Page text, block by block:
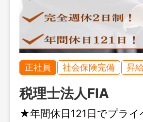
正社員 社会保険完備 昇
税理士法人FIA
★年間休日121日でプラ